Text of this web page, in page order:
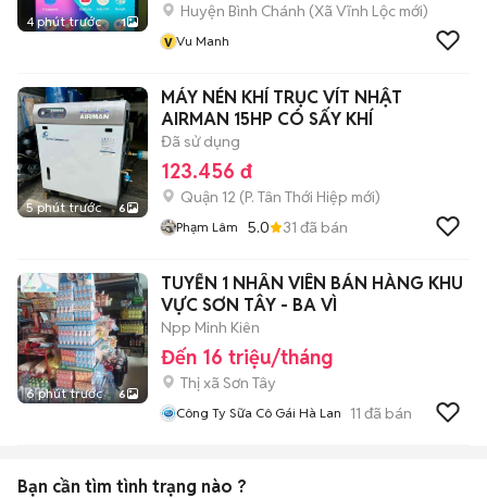
4 phút trước 1
Huyện Bình Chánh (Xã Vĩnh Lộc mới)
v Vu Manh
5 phút trước 6
MÁY NÉN KHÍ TRỤC VÍT NHẬT
AIRMAN 15HP CÓ SẤY KHÍ
Đã sử dụng
123.456 đ
Quận 12 (P. Tân Thới Hiệp mới)
Phạm Lâm 5.0 31 đã bán
6 phút trước 6
TUYỂN 1 NHÂN VIÊN BÁN HÀNG KHU
VỰC SƠN TÂY - BA VÌ
Npp Minh Kiên
Đến 16 triệu/tháng
Thị xã Sơn Tây
Công Ty Sữa Cô Gái Hà Lan 11 đã bán
Bạn cần tìm tình trạng nào ?